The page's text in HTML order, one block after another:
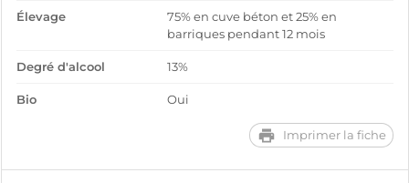
Élevage
75% en cuve béton et 25% en
barriques pendant 12 mois
Degré d'alcool 13%
Bio Oui
Imprimer la fiche